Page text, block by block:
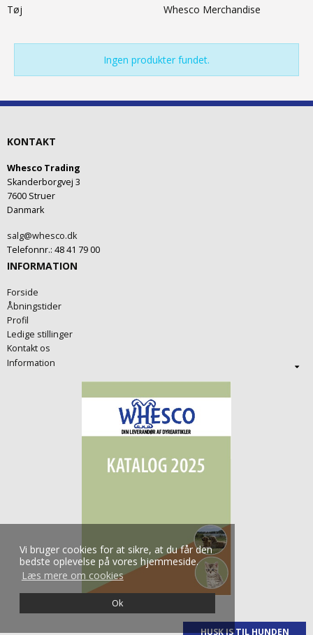
Vi bruger cookies for at sikre, at du får den
bedste oplevelse på vores hjemmeside.
Læs mere om cookies
Ok
Tøj Whesco Merchandise
Ingen produkter fundet.
KONTAKT
Whesco Trading
Skanderborgvej 3
7600 Struer
Danmark
salg@whesco.dk
Telefonnr.: 48 41 79 00
INFORMATION
Forside
Åbningstider
Profil
Ledige stillinger
Kontakt os
Information
HUSK IS TIL HUNDEN